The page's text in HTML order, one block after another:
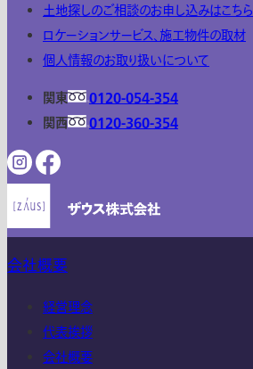
土地探しのご相談のお申し込みはこちら
ロケーションサービス、施工物件の取材
個人情報のお取り扱いについて
関東
0120-054-354
関西
0120-360-354
会社概要
経営理念
代表挨拶
会社概要